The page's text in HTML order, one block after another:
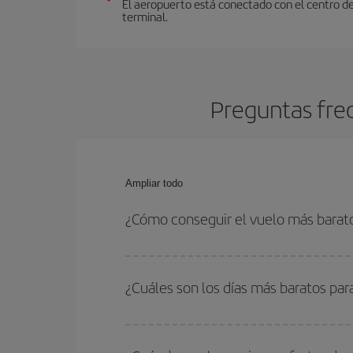
El aeropuerto está conectado con el centro
terminal.
Preguntas
Ampliar todo
¿Cómo conseguir el vuelo más
vuelta. Además, si no tienes decidido un
¿Cuáles son los días más baratos
quieres ir y en qué fechas habías pensado